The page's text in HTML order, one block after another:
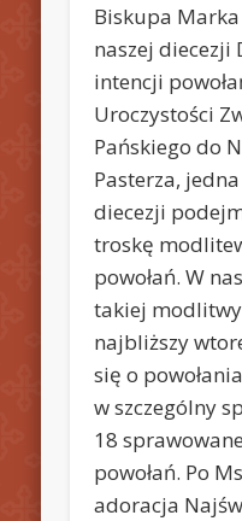
Biskupa
naszej diecezji
intencji
Uroczystości
Pańskiego do
Pasterza,
diecezji
troskę
powołań. W
takiej
najbliższy
się o
w szczególny
18
powołań. Po
adoracja